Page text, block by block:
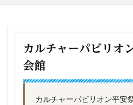
カルチャーパビリオ
会館
カルチャーパビリオン平安